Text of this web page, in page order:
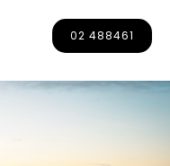
02 488461